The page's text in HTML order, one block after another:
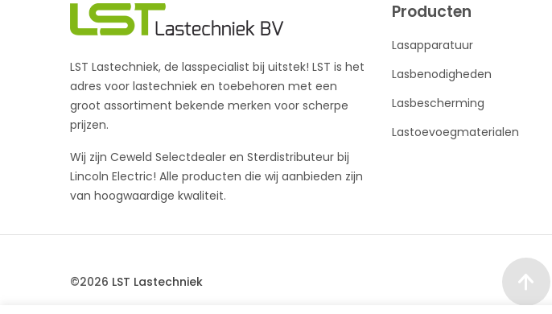
LST Lastechniek, de lasspecialist bij uitstek! LST is het
adres voor lastechniek en toebehoren met een
groot assortiment bekende merken voor scherpe
prijzen.
Wij zijn Ceweld Selectdealer en Sterdistributeur bij
Lincoln Electric! Alle producten die wij aanbieden zijn
van hoogwaardige kwaliteit.
Producten
Lasapparatuur
Lasbenodigheden
Lasbescherming
Lastoevoegmaterialen
©2026 LST Lastechniek